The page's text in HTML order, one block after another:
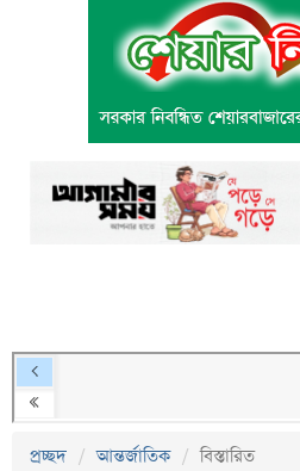
প্রচ্ছদ আন্তর্জাতিক বিস্তারিত